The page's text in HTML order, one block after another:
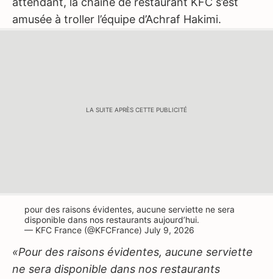
amusée à troller l’équipe d’Achraf Hakimi.
LA SUITE APRÈS CETTE PUBLICITÉ
pour des raisons évidentes, aucune serviette ne sera
disponible dans nos restaurants aujourd’hui.
— KFC France (@KFCFrance) July 9, 2026
«Pour des raisons évidentes, aucune serviette
ne sera disponible dans nos restaurants